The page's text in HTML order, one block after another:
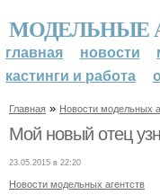
МОДЕЛЬНЫЕ
главная новости
кастинги и работа
Главная » Новости модельных
Мой новый отец
23.05.2015 в 22:20
Новости модельных агентств